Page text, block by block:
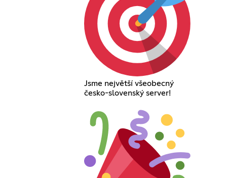
Jsme největší všeobecný
česko-slovenský server!